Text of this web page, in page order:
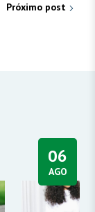
Próximo post
06
AGO